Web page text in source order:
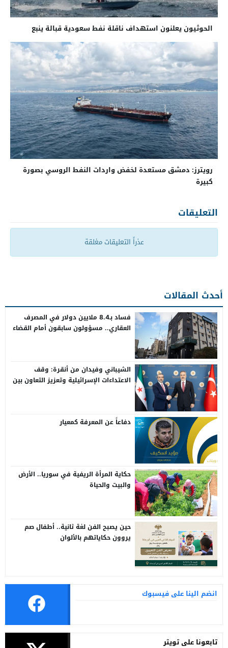
الحوثيون يعلنون استهداف ناقلة نفط سعودية قبالة ينبع
رويترز: دمشق مستعدة لخفض واردات النفط الروسي بصورة
كبيرة
التعليقات
عذراً التعليقات مغلقة
أحدث المقالات
فساد بـ8.4 ملايين دولار في المصرف
العقاري.. مسؤولون سابقون أمام القضاء
الشيباني وفيدان من أنقرة: وقف
الاعتداءات الإسرائيلية وتعزيز التعاون بين
دفاعاً عن المعرفة كمعيار
حكاية المرأة الريفية في سوريا.. الأرض
والبيت والحياة
حين يصبح الفن لغة ثانية.. أطفال صم
يروون حكاياتهم بالألوان
انضم الينا على فيسبوك
تابعونا على تويتر